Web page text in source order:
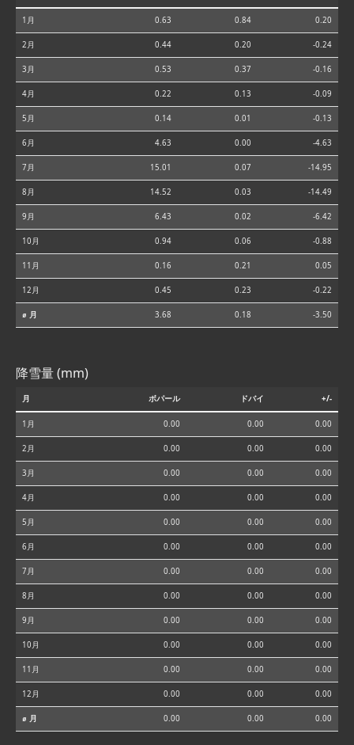
1月 0.63 0.84 0.20
2月 0.44 0.20 -0.24
3月 0.53 0.37 -0.16
4月 0.22 0.13 -0.09
5月 0.14 0.01 -0.13
6月 4.63 0.00 -4.63
7月 15.01 0.07 -14.95
8月 14.52 0.03 -14.49
9月 6.43 0.02 -6.42
10月 0.94 0.06 -0.88
11月 0.16 0.21 0.05
12月 0.45 0.23 -0.22
⌀ 月 3.68 0.18 -3.50
降雪量 (mm)
月 ボパール ドバイ +/-
1月 0.00 0.00 0.00
2月 0.00 0.00 0.00
3月 0.00 0.00 0.00
4月 0.00 0.00 0.00
5月 0.00 0.00 0.00
6月 0.00 0.00 0.00
7月 0.00 0.00 0.00
8月 0.00 0.00 0.00
9月 0.00 0.00 0.00
10月 0.00 0.00 0.00
11月 0.00 0.00 0.00
12月 0.00 0.00 0.00
⌀ 月 0.00 0.00 0.00